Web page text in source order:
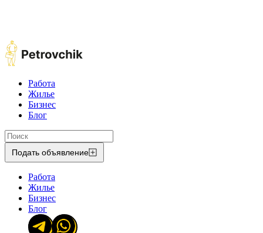
Работа
Жилье
Бизнес
Блог
Подать объявление
Работа
Жилье
Бизнес
Блог